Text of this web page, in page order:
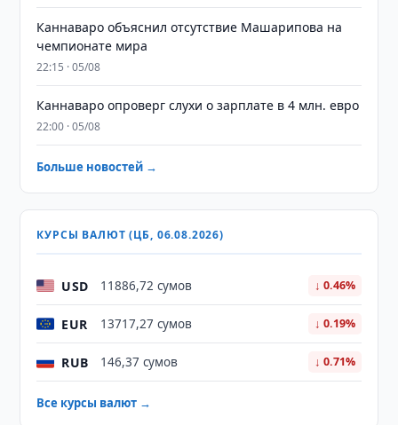
Каннаваро объяснил отсутствие Машарипова на
чемпионате мира
22:15 · 05/08
Каннаваро опроверг слухи о зарплате в 4 млн. евро
22:00 · 05/08
Больше новостей →
КУРСЫ ВАЛЮТ (ЦБ, 06.08.2026)
USD 11886,72 сумов ↓ 0.46%
EUR 13717,27 сумов ↓ 0.19%
RUB 146,37 сумов ↓ 0.71%
Все курсы валют →